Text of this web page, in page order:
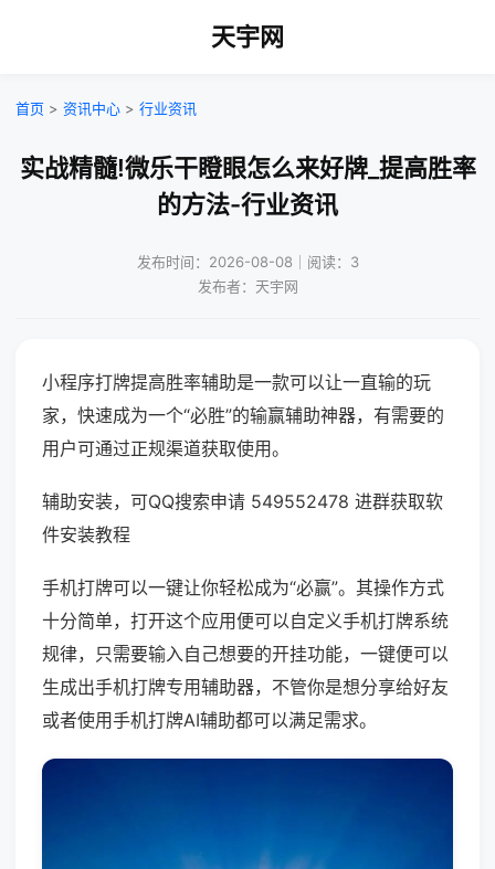
天宇网
首页 > 资讯中心 > 行业资讯
实战精髓!微乐干瞪眼怎么来好牌_提高胜率
的方法-行业资讯
发布时间：2026-08-08｜阅读：3
发布者：天宇网
小程序打牌提高胜率辅助是一款可以让一直输的玩
家，快速成为一个“必胜”的输赢辅助神器，有需要的
用户可通过正规渠道获取使用。
辅助安装，可QQ搜索申请 549552478 进群获取软
件安装教程
手机打牌可以一键让你轻松成为“必赢”。其操作方式
十分简单，打开这个应用便可以自定义手机打牌系统
规律，只需要输入自己想要的开挂功能，一键便可以
生成出手机打牌专用辅助器，不管你是想分享给好友
或者使用手机打牌AI辅助都可以满足需求。